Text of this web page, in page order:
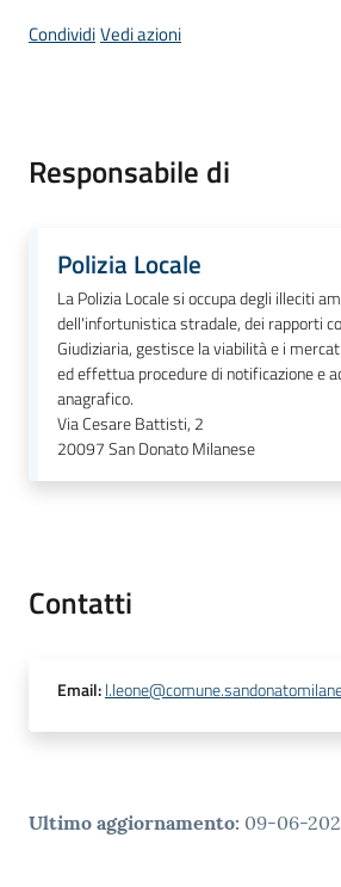
Servizi
Milanese
Tutti
argomenti
Seguici
CondividiVedi azioni
Responsabile di
Polizia Locale
La Polizia Locale si occupa degli illeciti
dell'infortunistica stradale, dei rapporti
Giudiziaria, gestisce la viabilità e i
ed effettua procedure di notificazione e
anagrafico.
Via Cesare Battisti, 2
20097San Donato Milanese
Contatti
Email:
Ultimo aggiornamento: 09-06-